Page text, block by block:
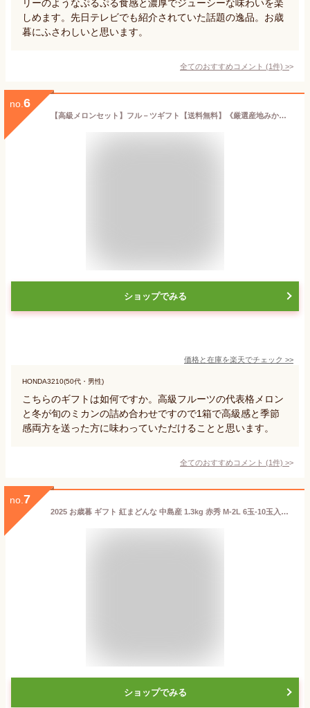
リーのようなぷるぷる食感と濃厚でジューシーな味わいを楽
しめます。先日テレビでも紹介されていた話題の逸品。お歳
暮にふさわしいと思います。
全てのおすすめコメント (1件) >
no. 6
【高級メロンセット】フル－ツギフト【送料無料】《厳選産地みかん約1K＆アールスメロン1玉》 フルーツセット！ 《果物 詰め合わせ》《フルーツ 盛り合わせ 》 御歳暮・ギフト 早生ミカン・和歌山みかん・三ケ日みかん等厳選産地
ショップでみる
価格と在庫を楽天でチェック >>
HONDA3210(50代・男性)
こちらのギフトは如何ですか。高級フルーツの代表格メロン
と冬が旬のミカンの詰め合わせですので1箱で高級感と季節
感両方を送った方に味わっていただけることと思います。
全てのおすすめコメント (1件) >
no. 7
2025 お歳暮 ギフト 紅まどんな 中島産 1.3kg 赤秀 M-2L 6玉-10玉入り 中島産 みかん ミカン 贈答用 愛媛県産 JAえひめ中央 御歳暮 紅マドンナ プレゼント 御礼 御祝 御供 果物 くだもの フルーツ 【岡山果物工房】
ショップでみる